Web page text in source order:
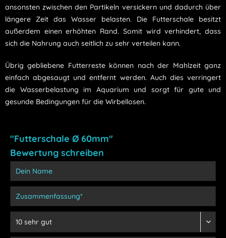
ansonsten zwischen den Partikeln versickern und dadurch über
längere Zeit das Wasser belasten. Die Futterschale besitzt
außerdem einen erhöhten Rand. Somit wird verhindert, dass
sich die Nahrung auch seitlich zu sehr verteilen kann.
Übrig gebliebene Futterreste können nach der Mahlzeit ganz
einfach abgesaugt und entfernt werden. Auch dies verringert
die Wasserbelastung im Aquarium und sorgt für gute und
gesunde Bedingungen für die Wirbellosen.
"Futterschale Ø 60mm"
Bewertung schreiben